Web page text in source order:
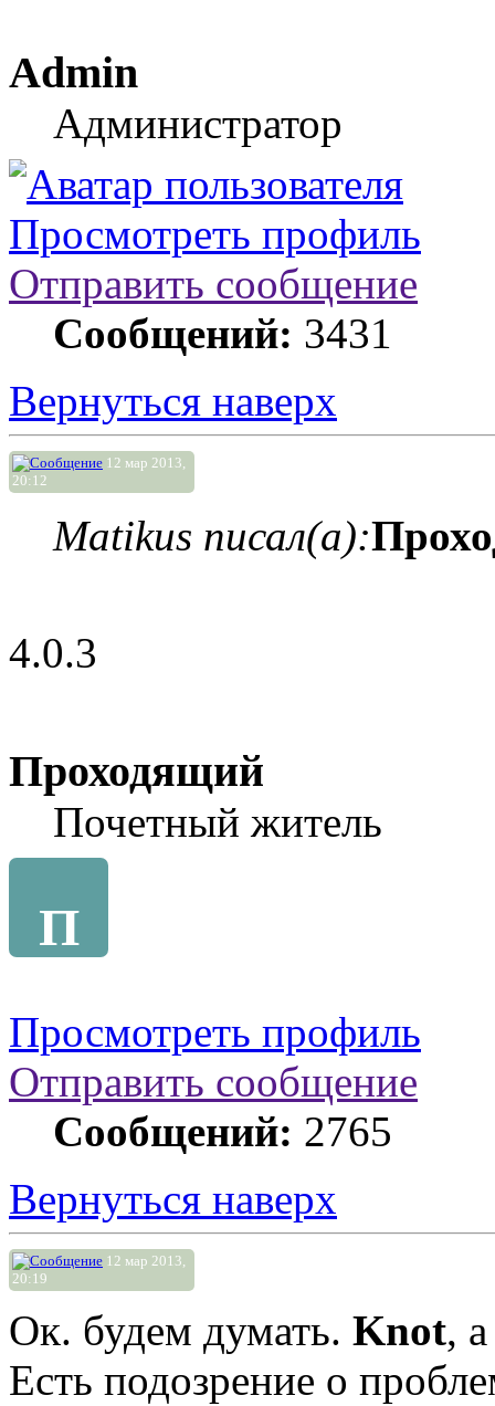
Admin
Администратор
Просмотреть профиль
Отправить сообщение
Сообщений: 3431
Вернуться наверх
12 мар 2013,
20:12
Matikus писал(а):
4.0.3
Проходящий
Почетный житель
П
Просмотреть профиль
Отправить сообщение
Сообщений: 2765
Вернуться наверх
12 мар 2013,
20:19
Ок. будем думать. Knot,
Есть подозрение о